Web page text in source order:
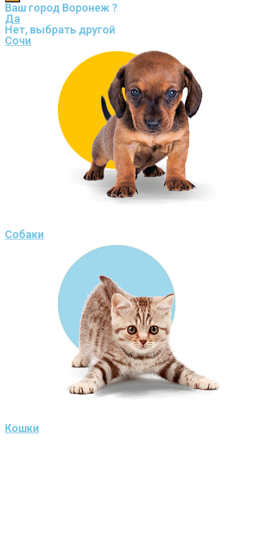
Ваш город Воронеж ?
Да
Нет, выбрать другой
Сочи
Собаки
Кошки